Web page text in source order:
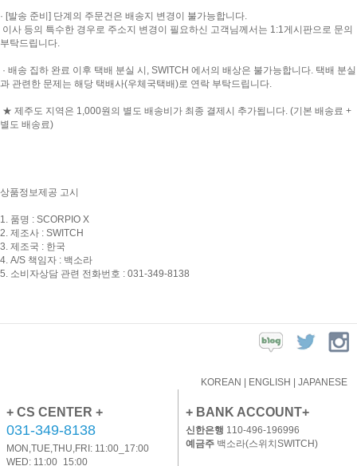
· [발송 준비] 단계의 주문건은 배송지 변경이 불가능합니다.
이사 등의 특수한 경우로 주소지 변경이 필요하신 고객님께서는 1:1게시판으로 문의
부탁드립니다.
· 배송 집하 완료 이후 택배 분실 시, SWITCH 에서의 배상은 불가능합니다. 택배 분실
과 관련한 문제는 해당 택배사(우체국택배)로 연락 부탁드립니다.
★ 제주도 지역은 1,000원의 별도 배송비가 최종 결제시 추가됩니다. (기본 배송료 +
별도 배송료)
상품정보제공 고시
1. 품명 : SCORPIO X
2. 제조사 : SWITCH
3. 제조국 : 한국
4. A/S 책임자 : 백소라
5. 소비자상담 관련 전화번호 : 031-349-8138
KOREAN | ENGLISH | JAPANESE
+ CS CENTER +
031-349-8138
MON,TUE,THU,FRI: 11:00_17:00
WED: 11:00_15:00
+ BANK ACCOUNT+
신한은행 110-496-196996
예금주백소라(스위치SWITCH)